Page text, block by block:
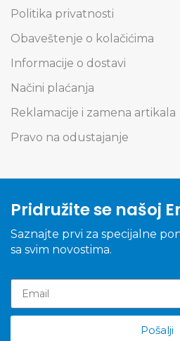
Politika privatnosti
Obaveštenje o kolačićima
Informacije o dostavi
Načini plaćanja
Reklamacije i zamena artikala
Pravo na odustajanje
Pridružite se našoj
Saznajte prvi za specijalne
sa svim novostima.
Pošalji